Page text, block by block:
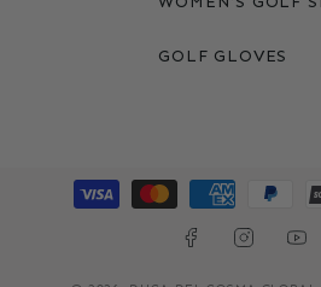
GOLF GLOVES
Zahlungsmethoden
FACEBOOK